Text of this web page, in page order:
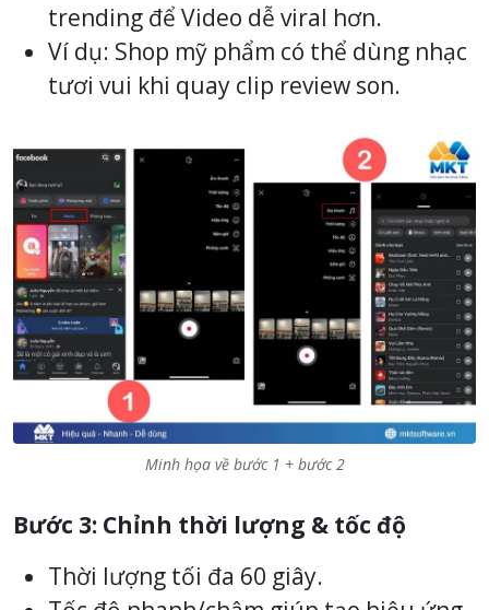
trending để Video dễ viral hơn.
Ví dụ: Shop mỹ phẩm có thể dùng nhạc
tươi vui khi quay clip review son.
Minh họa về bước 1 + bước 2
Bước 3: Chỉnh thời lượng & tốc độ
Thời lượng tối đa 60 giây.